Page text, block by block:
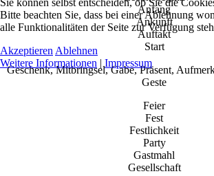
Anfang
Ankunft
Auftakt
Start
Geschenk, Mitbringsel, Gabe, Präsent,
Geste
Feier
Fest
Festlichkeit
Party
Gastmahl
Gesellschaft
Bitte beachten Sie, dass bei einer Ablehnung
alle Funktionalitäten der Seite zur Verfügung
Akzeptieren Ablehnen
Weitere Informationen | Impressum